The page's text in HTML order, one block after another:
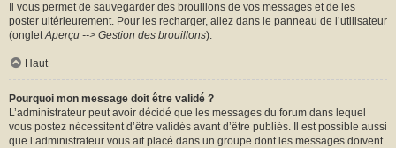
Il vous permet de sauvegarder des brouillons de vos messages et de les
poster ultérieurement. Pour les recharger, allez dans le panneau de l’utilisateur
(ongletAperçu --> Gestion des brouillons).
Haut
Pourquoi mon message doit être validé ?
L’administrateur peut avoir décidé que les messages du forum dans lequel
vous postez nécessitent d’être validés avant d’être publiés. Il est possible aussi
que l’administrateur vous ait placé dans un groupe dont les messages doivent